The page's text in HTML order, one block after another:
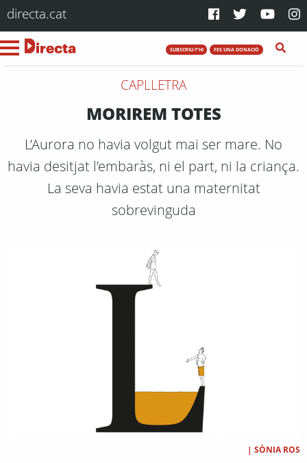
directa.cat
SUBSCRIU-T'HI FES UNA DONACIÓ
CAPLLETRA
MORIREM TOTES
L’Aurora no havia volgut mai ser mare. No
havia desitjat l’embaràs, ni el part, ni la criança.
La seva havia estat una maternitat
sobrevinguda
| SÒNIA ROS